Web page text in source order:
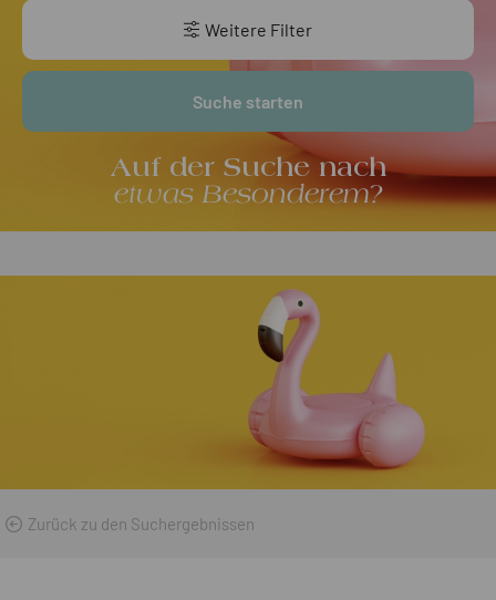
Auf der Suche nach
etwas Besonderem?
Weitere Filter
Suche starten
Zurück zu den Suchergebnissen